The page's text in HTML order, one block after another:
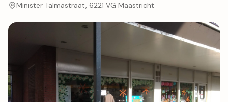
Minister Talmastraat, 6221 VG Maastricht